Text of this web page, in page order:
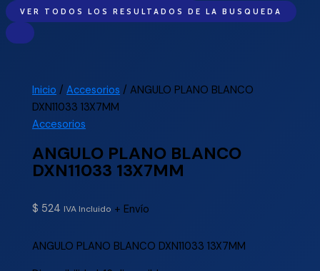
VER TODOS LOS RESULTADOS DE LA BUSQUEDA
Inicio /Accesorios / ANGULO PLANO BLANCO
DXN11033 13X7MM
Accesorios
ANGULO PLANO BLANCO
DXN11033 13X7MM
$ 524 IVA Incluido + Envío
ANGULO PLANO BLANCO DXN11033 13X7MM